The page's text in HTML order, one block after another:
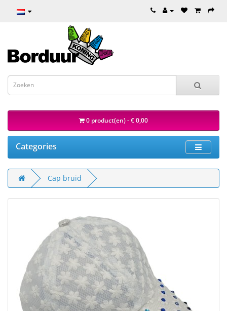
0 product(en) - € 0,00
Categories
Cap bruid